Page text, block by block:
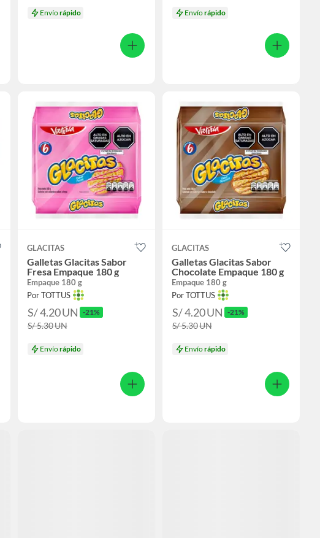
Envíorápido Envíorápido
GLACITAS
Galletas Glacitas Sabor
Fresa Empaque 180 g
Empaque 180 g
Por TOTTUS
S/ 4.20UN -21%
S/ 5.30UN
Envíorápido
GLACITAS
Galletas Glacitas Sabor
Chocolate Empaque 180 g
Empaque 180 g
Por TOTTUS
S/ 4.20UN -21%
S/ 5.30UN
Envíorápido